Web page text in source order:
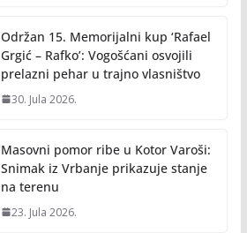
Održan 15. Memorijalni kup ‘Rafael
Grgić – Rafko’: Vogošćani osvojili
prelazni pehar u trajno vlasništvo
30. Jula 2026.
Masovni pomor ribe u Kotor Varoši:
Snimak iz Vrbanje prikazuje stanje
na terenu
23. Jula 2026.